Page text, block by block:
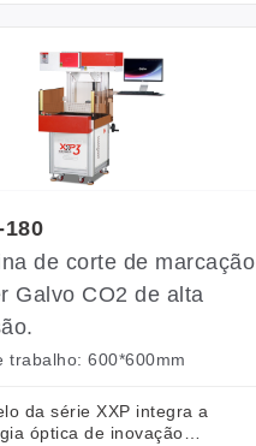
180
de corte de marcação
Galvo CO2 de alta
trabalho: 600*600mm
da série XXP integra a
óptica de inovação